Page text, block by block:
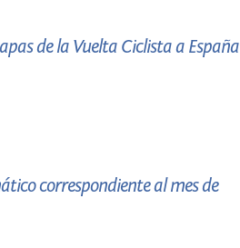
de la Vuelta Ciclista a España
correspondiente al mes de